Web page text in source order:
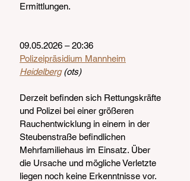
Ermittlungen.
09.05.2026 – 20:36
Polizeipräsidium Mannheim
Heidelberg (ots)
Derzeit befinden sich Rettungskräfte
und Polizei bei einer größeren
Rauchentwicklung in einem in der
Steubenstraße befindlichen
Mehrfamiliehaus im Einsatz. Über
die Ursache und mögliche Verletzte
liegen noch keine Erkenntnisse vor.